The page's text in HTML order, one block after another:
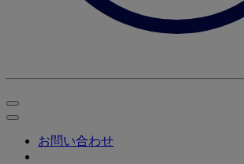
お問い合わせ